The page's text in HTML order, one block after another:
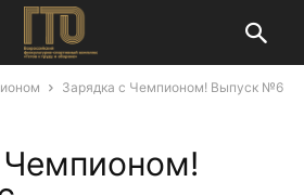
Зарядка с Чемпионом! Выпуск №6
Чемпионом!